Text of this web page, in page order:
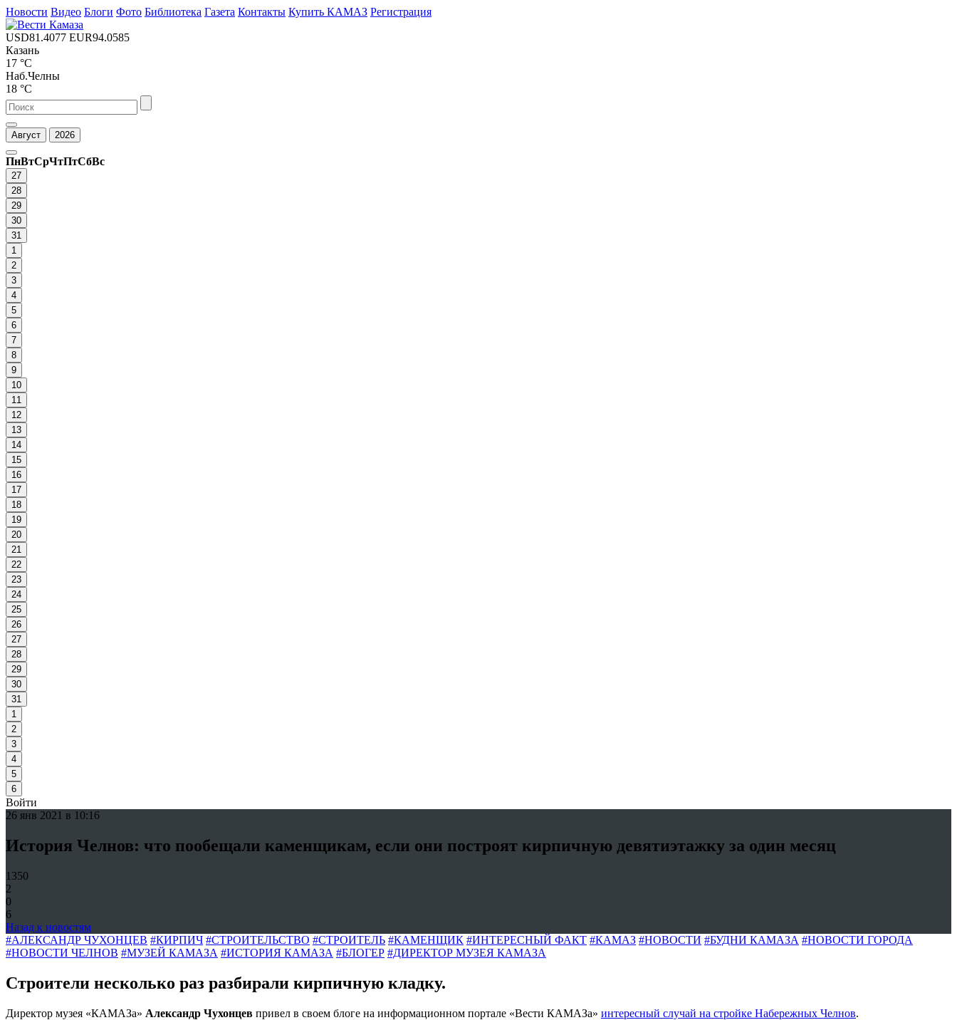
Новости Видео Блоги Фото Библиотека Газета Контакты Купить КАМАЗ Регистрация
USD81.4077 EUR94.0585
Казань
17 °C
Наб.Челны
18 °C
Август 2026
ПнВтСрЧтПтСбВс
27
28
29
30
31
1
2
3
4
5
6
7
8
9
10
11
12
13
14
15
16
17
18
19
20
21
22
23
24
25
26
27
28
29
30
31
1
2
3
4
5
6
Войти
26 янв 2021 в 10:16
История Челнов: что пообещали каменщикам, если они построят кирпичную девятиэтажку за один месяц
1350
2
0
6
Назад к новостям
#АЛЕКСАНДР ЧУХОНЦЕВ #КИРПИЧ #СТРОИТЕЛЬСТВО #СТРОИТЕЛЬ #КАМЕНЩИК #ИНТЕРЕСНЫЙ ФАКТ #КАМАЗ #НОВОСТИ #БУДНИ КАМАЗА #НОВОСТИ ГОРОДА
#НОВОСТИ ЧЕЛНОВ #МУЗЕЙ КАМАЗА #ИСТОРИЯ КАМАЗА #БЛОГЕР #ДИРЕКТОР МУЗЕЯ КАМАЗА
Строители несколько раз разбирали кирпичную кладку.
Директор музея «КАМАЗа» Александр Чухонцев привел в своем блоге на информационном портале «Вести КАМАЗа» интересный случай на стройке Набережных Челнов.